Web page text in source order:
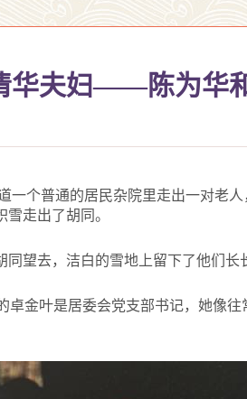
华夫妇——陈为华
一个普通的居民杂院里走出一对老
走出了胡同。
望去，洁白的雪地上留下了他们长
金叶是居委会党支部书记，她像